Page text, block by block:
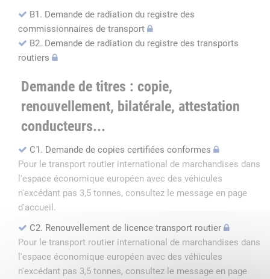
B1. Demande de radiation du registre des
commissionnaires de transport
B2. Demande de radiation du registre des transports
routiers
Demande de titres : copie,
renouvellement, bilatérale, attestation
conducteurs...
C1. Demande de copies certifiées conformes
Pour le transport routier international de marchandises dans
l'espace économique européen avec des véhicules
n'excédant pas 3,5 tonnes, consultez le message en page
d'accueil.
C2. Renouvellement de licence transport routier
Pour le transport routier international de marchandises dans
l'espace économique européen avec des véhicules
n'excédant pas 3,5 tonnes, consultez le message en page